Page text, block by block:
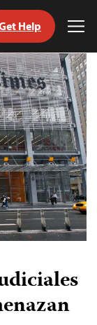
Help